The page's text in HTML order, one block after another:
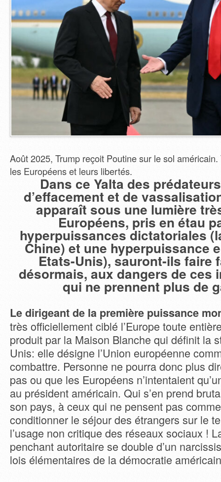
Août 2025, Trump reçoit Poutine sur le sol
les Européens et leurs libertés.
Dans ce Yalta des
d’effacement et de
apparaît sous une lumière
Européens, pris en étau
hyperpuissances dictatoriales
Chine) et une hyperpuissance
Etats-Unis), sauront-ils faire
désormais, aux dangers de ces
qui ne prennent plus de
Le dirigeant de la première puissance
très officiellement ciblé l’Europe toute
produit par la Maison Blanche qui définit la
Unis: elle désigne l’Union européenne
combattre. Personne ne pourra donc plus
pas ou que les Européens n’intentaient
au président américain. Qui s’en prend
son pays, à ceux qui ne pensent pas
conditionner le séjour des étrangers sur le
l’usage non critique des réseaux sociaux !
penchant autoritaire se double d’un
lois élémentaires de la démocratie